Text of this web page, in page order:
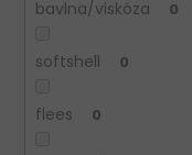
bavlna/viskóza 0
softshell 0
flees 0